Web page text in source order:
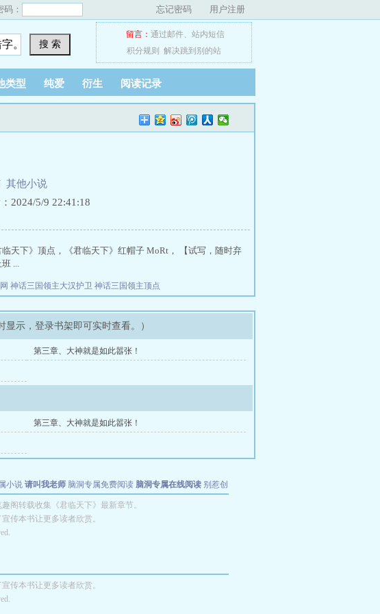
码： 忘记密码 用户注册
搜 索
留言： 通过邮件、 站内短信
积分规则
解决跳到别的站
类型 纯爱 衍生 阅读记录
其他小说
2024/5/9 22:41:18
天下》顶点，《君临天下》红帽子 MoRt， 【试写，随时弃
...
神话三国领主大汉护卫 神话三国领主顶点
显示，登录书架即可实时查看。）
第三章、大神就是如此嚣张！
第三章、大神就是如此嚣张！
小说 请叫我老师 脑洞专属免费阅读 脑洞专属在线阅读 别惹创
阁转载收集《君临天下》最新章节。
传本书让更多读者欣赏。
传本书让更多读者欣赏。